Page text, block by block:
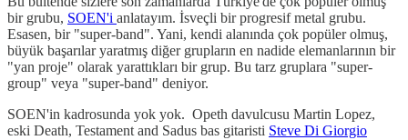
bir grubu, SOEN'i anlatayım. İsveçli bir progresif metal grubu.
Esasen, bir "super-band". Yani, kendi alanında çok popüler olmuş,
büyük başarılar yaratmış diğer grupların en nadide elemanlarının bir
"yan proje" olarak yarattıkları bir grup. Bu tarz gruplara "super-
group" veya "super-band" deniyor.
SOEN'in kadrosunda yok yok. Opeth davulcusu Martin Lopez,
eski Death, Testament and Sadus bas gitaristi Steve Di Giorgio